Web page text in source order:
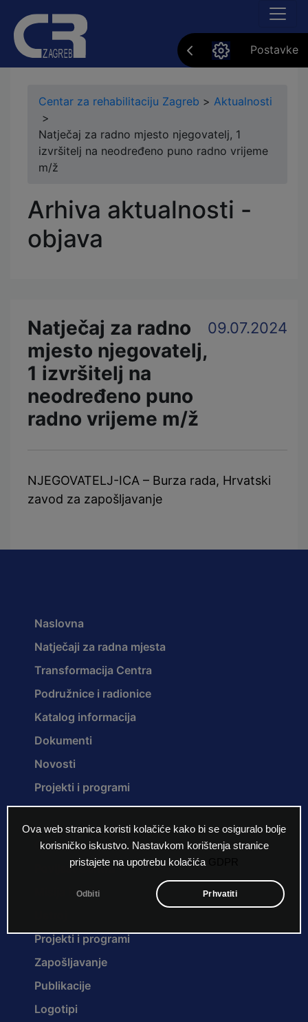
Ova web stranica koristi kolačiće kako bi se osiguralo bolje
korisničko iskustvo. Nastavkom korištenja stranice
pristajete na upotrebu kolačića
Odbiti Prhvatiti
Postavke
Centar za rehabilitaciju Zagreb > Aktualnosti
>
Natječaj za radno mjesto njegovatelj, 1
izvršitelj na neodređeno puno radno vrijeme
m/ž
Arhiva aktualnosti -
objava
Natječaj za radno
mjesto njegovatelj,
1 izvršitelj na
neodređeno puno
radno vrijeme m/ž
09.07.2024
NJEGOVATELJ-ICA – Burza rada, Hrvatski
zavod za zapošljavanje
Naslovna
Natječaji za radna mjesta
Transformacija Centra
Podružnice i radionice
Katalog informacija
Dokumenti
Novosti
Projekti i programi
O nama
Povijest Centra
Misija i vizija
Projekti i programi
Zapošljavanje
Publikacije
Logotipi